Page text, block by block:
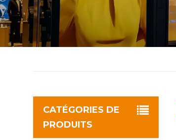
CATÉGORIES DE
PRODUITS